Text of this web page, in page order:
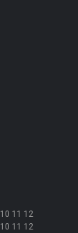
10 11 12
10 11 12